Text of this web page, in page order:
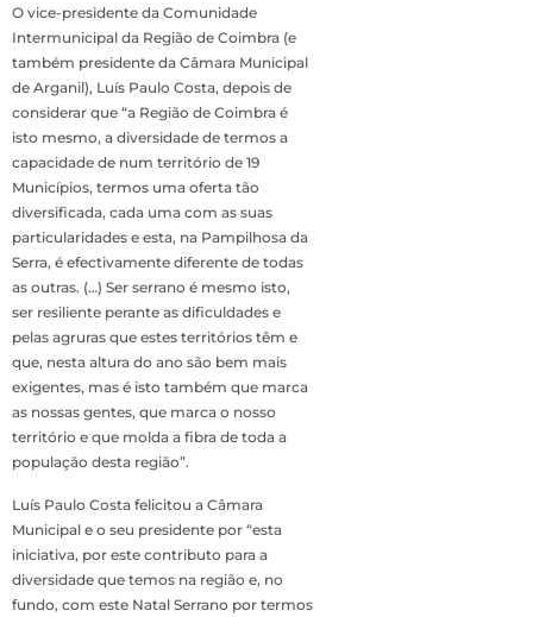
O vice-presidente da Comunidade
Intermunicipal da Região de Coimbra (e
também presidente da Câmara Municipal
de Arganil), Luís Paulo Costa, depois de
considerar que “a Região de Coimbra é
isto mesmo, a diversidade de termos a
capacidade de num território de 19
Municípios, termos uma oferta tão
diversificada, cada uma com as suas
particularidades e esta, na Pampilhosa da
Serra, é efectivamente diferente de todas
as outras. (…) Ser serrano é mesmo isto,
ser resiliente perante as dificuldades e
pelas agruras que estes territórios têm e
que, nesta altura do ano são bem mais
exigentes, mas é isto também que marca
as nossas gentes, que marca o nosso
território e que molda a fibra de toda a
população desta região”.
Luís Paulo Costa felicitou a Câmara
Municipal e o seu presidente por “esta
iniciativa, por este contributo para a
diversidade que temos na região e, no
fundo, com este Natal Serrano por termos